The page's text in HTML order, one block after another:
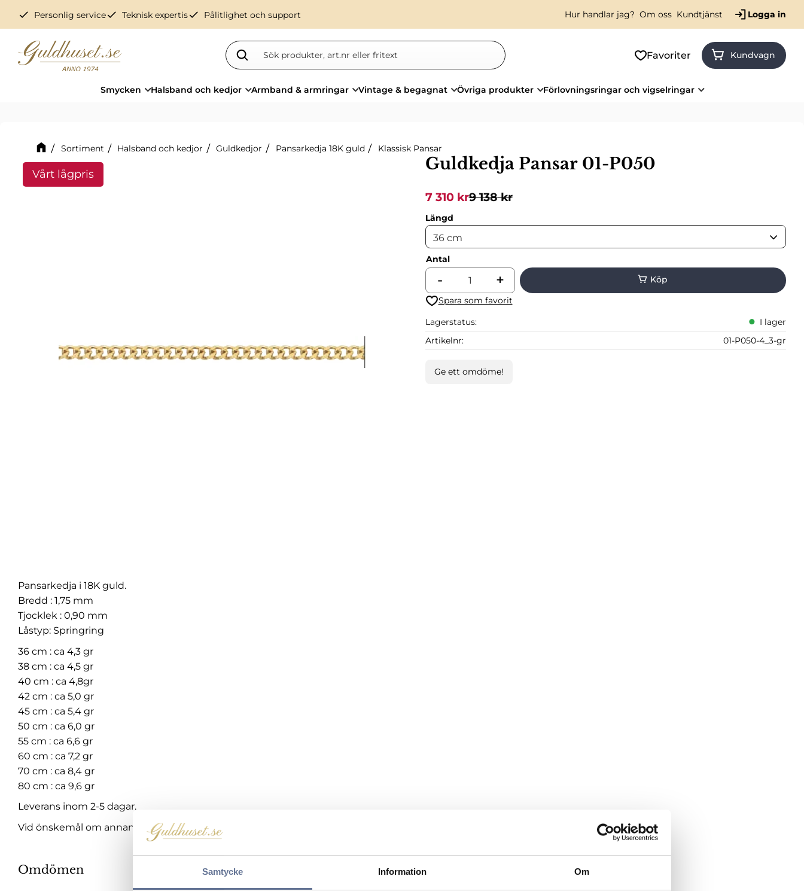
Samtycke Information Om
check Personlig servicecheck Teknisk expertischeck Pålitlighet och support Hur handlar jag? Om oss Kundtjänst Logga in
Favoriter Kundvagn
Smycken Halsband och kedjor Armband & armringar Vintage & begagnat Övriga produkter Förlovningsringar och vigselringar
Sortiment Halsband och kedjor Guldkedjor Pansarkedja 18K guld Klassisk Pansar
Guldkedja Pansar 01-P050
Nedsatt pris:
7 310krOrdinarie pris:
9 138kr
Längd
Antal
+
-
Lägg till i favoriter
Lagerstatus
I lager
Artikelnr
01-P050-4_3-gr
Ge ett omdöme!
Pansarkedja i 18K guld.
Bredd : 1,75 mm
Tjocklek : 0,90 mm
Låstyp: Springring
36 cm : ca 4,3 gr
38 cm : ca 4,5 gr
40 cm : ca 4,8gr
42 cm : ca 5,0 gr
45 cm : ca 5,4 gr
50 cm : ca 6,0 gr
55 cm : ca 6,6 gr
60 cm : ca 7,2 gr
70 cm : ca 8,4 gr
80 cm : ca 9,6 gr
Leverans inom 2-5 dagar.
Vid önskemål om annan längd, vänligen maila oss om pris och leveranstid.
Omdömen